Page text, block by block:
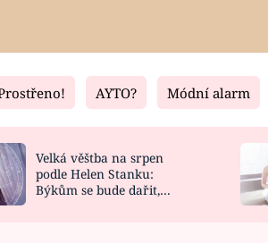
Living
DESIGN
AYTO? Módní alarm
Velká věštba na srpen
podle Helen Stanku:
Býkům se bude dařit,